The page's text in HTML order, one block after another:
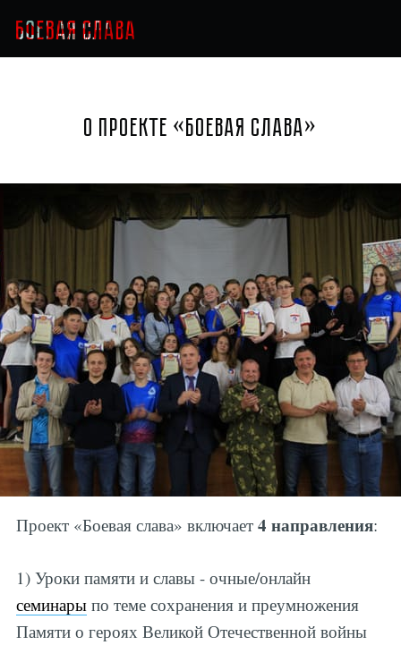
О проекте «Боевая слава»
Проект «Боевая слава» включает 4 направления:
1) Уроки памяти и славы - очные/онлайн
семинарыпо теме сохранения и преумножения
Памяти о героях Великой Отечественной войны